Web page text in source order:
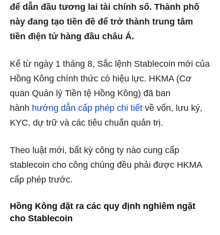
để dẫn đầu tương lai tài chính số. Thành phố
này đang tạo tiền đề để trở thành trung tâm
tiền điện tử hàng đầu châu Á.
Kể từ ngày 1 tháng 8, Sắc lệnh Stablecoin mới của
Hồng Kông chính thức có hiệu lực. HKMA (Cơ
quan Quản lý Tiền tệ Hồng Kông) đã ban
hành hướng dẫn cấp phép chi tiết về vốn, lưu ký,
KYC, dự trữ và các tiêu chuẩn quản trị.
Theo luật mới, bất kỳ công ty nào cung cấp
stablecoin cho công chúng đều phải được HKMA
cấp phép trước.
Hồng Kông đặt ra các quy định nghiêm ngặt
cho Stablecoin